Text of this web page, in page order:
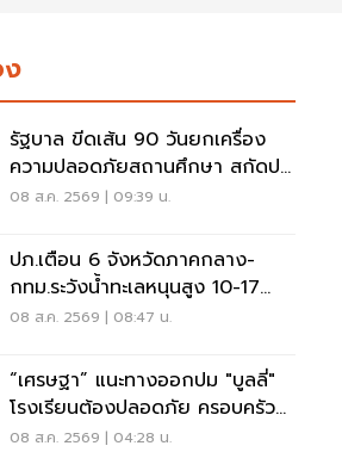
รัฐบาล ขีดเส้น 90 วันยกเครื่อง
ความปลอดภัยสถานศึกษา สกัดปม
บูลลี่
08 ส.ค. 2569 | 09:39 น.
ปภ.เตือน 6 จังหวัดภาคกลาง-
กทม.ระวังน้ำทะเลหนุนสูง 10-17
ส.ค.69
08 ส.ค. 2569 | 08:47 น.
“เศรษฐา” แนะทางออกปม "บูลลี่"
โรงเรียนต้องปลอดภัย ครอบครัว
ต้องรับฟัง
08 ส.ค. 2569 | 04:28 น.